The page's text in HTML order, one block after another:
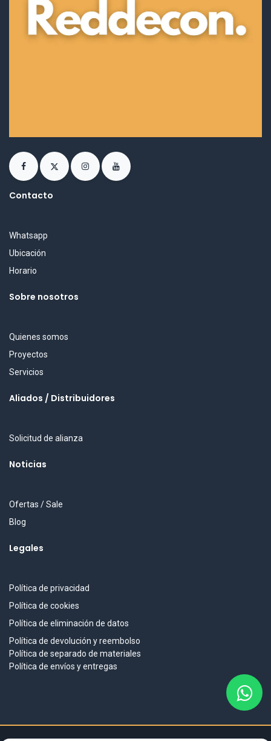
Contacto
Whatsapp
Ubicación
Horario
Sobre nosotros
Quienes somos
Proyectos
Servicios
Aliados / Distribuidores
Solicitud de alianza
Noticias
Ofertas / Sale
Blog
Legales
Política de privacidad
Política de cookies
Política de eliminación de datos
Política de devolución y reembolso
Política de separado de materiales
Política de envíos y entregas